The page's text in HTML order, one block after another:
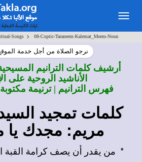
Songs > 08-Coptic-Taraneem-Kalemat_Meem-Noun
نرجو الصلاة من أجل خدمة
أرشيف كلمات الترانيم
الأناشيد الروحية على
فهرس الترانيم | ترنيمة
كلمات تمجيد
مريم: مجدك يا
* من يقدر أن يصف كرامة القبة